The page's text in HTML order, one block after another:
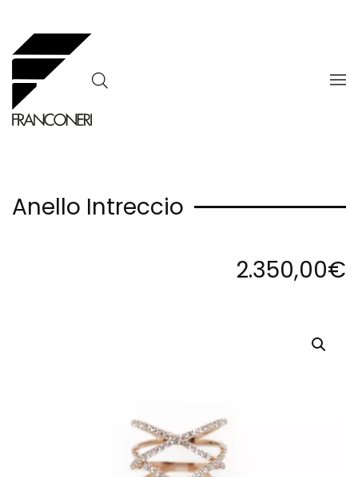
Skip to main content
Anello Intreccio
2.350,00€